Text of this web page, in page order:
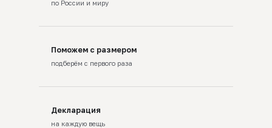
по России и миру
Поможем с размером
подберём с первого раза
Декларация
на каждую вещь